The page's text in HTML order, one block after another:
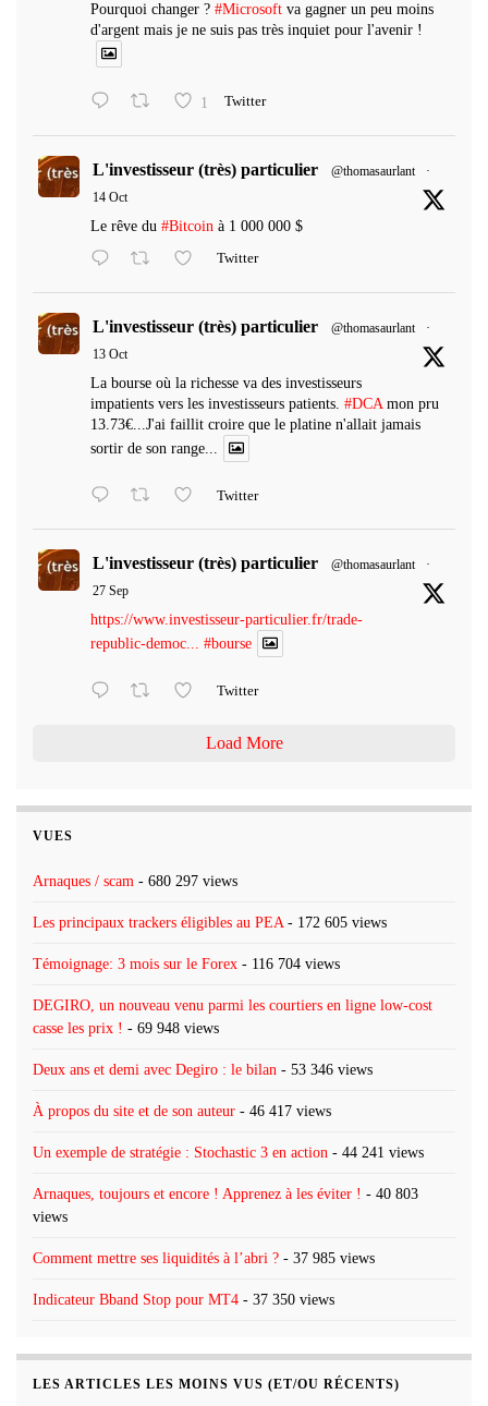
Pourquoi changer ? #Microsoft va gagner un peu moins
d'argent mais je ne suis pas très inquiet pour l'avenir !
1 Twitter
L'investisseur (très) particulier @thomasaurlant
·
14 Oct
Le rêve du #Bitcoin à 1 000 000 $
Twitter
L'investisseur (très) particulier @thomasaurlant
·
13 Oct
La bourse où la richesse va des investisseurs
impatients vers les investisseurs patients. #DCA mon pru
13.73€...J'ai faillit croire que le platine n'allait jamais
sortir de son range...
Twitter
L'investisseur (très) particulier @thomasaurlant
·
27 Sep
https://www.investisseur-particulier.fr/trade-
republic-democ... #bourse
Twitter
Load More
VUES
Arnaques / scam - 680 297 views
Les principaux trackers éligibles au PEA - 172 605 views
Témoignage: 3 mois sur le Forex - 116 704 views
DEGIRO, un nouveau venu parmi les courtiers en ligne low-cost
casse les prix ! - 69 948 views
Deux ans et demi avec Degiro : le bilan - 53 346 views
À propos du site et de son auteur - 46 417 views
Un exemple de stratégie : Stochastic 3 en action - 44 241 views
Arnaques, toujours et encore ! Apprenez à les éviter ! - 40 803
views
Comment mettre ses liquidités à l’abri ? - 37 985 views
Indicateur Bband Stop pour MT4 - 37 350 views
LES ARTICLES LES MOINS VUS (ET/OU RÉCENTS)